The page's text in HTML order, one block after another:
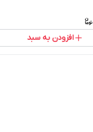
افزودن به سبد